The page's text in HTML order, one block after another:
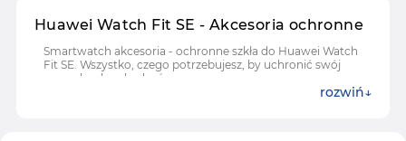
Huawei Watch Fit SE - Akcesoria ochronne
Smartwatch akcesoria - ochronne szkła do Huawei Watch
Fit SE. Wszystko, czego potrzebujesz, by uchronić swój
zegarek od uszkodzeń.
rozwiń